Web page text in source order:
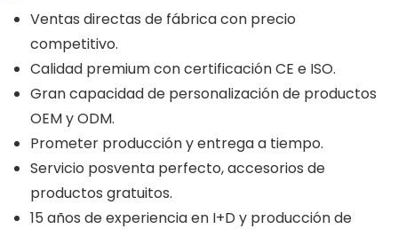
Ventas directas de fábrica con precio
competitivo.
Calidad premium con certificación CE e ISO.
Gran capacidad de personalización de productos
OEM y ODM.
Prometer producción y entrega a tiempo.
Servicio posventa perfecto, accesorios de
productos gratuitos.
15 años de experiencia en I+D y producción de